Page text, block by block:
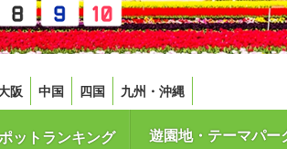
阪 中国 四国 九州・沖縄
ットランキング 遊園地・テーマパー